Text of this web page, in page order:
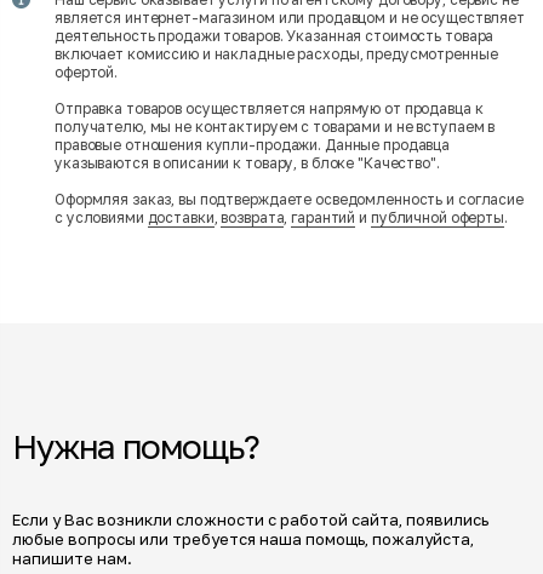
является интернет-магазином или продавцом и не осуществляет
деятельность продажи товаров. Указанная стоимость товара
включает комиссию и накладные расходы, предусмотренные
офертой.
Отправка товаров осуществляется напрямую от продавца к
получателю, мы не контактируем с товарами и не вступаем в
правовые отношения купли-продажи. Данные продавца
указываются в описании к товару, в блоке "Качество".
Оформляя заказ, вы подтверждаете осведомленность и согласие
с условиями доставки,возврата,гарантий и публичной оферты.
Нужна помощь?
Если у Вас возникли сложности с работой сайта, появились
любые вопросы или требуется наша помощь, пожалуйста,
напишите нам.